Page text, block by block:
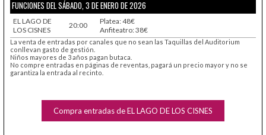
FUNCIONES DEL SÁBADO, 3 DE ENERO DE 2026
EL LAGO DE
LOS CISNES
20:00
Platea: 48€
Anfiteatro: 38€
La venta de entradas por canales que no sean las Taquillas del Auditorium
conllevan gasto de gestión.
Niños mayores de 3 años pagan butaca.
No compre entradas en páginas de reventas, pagará un precio mayor y no se
garantiza la entrada al recinto.
Compra entradas de EL LAGO DE LOS CISNES